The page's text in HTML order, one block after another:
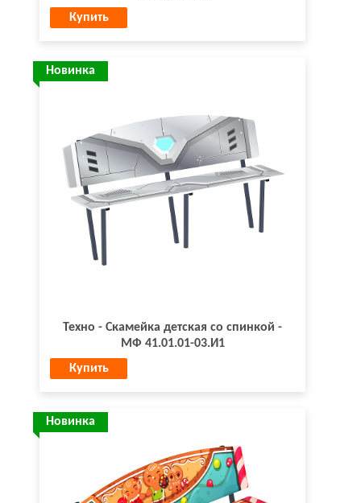
Купить
Новинка
Техно - Скамейка детская со спинкой -
МФ 41.01.01-03.И1
Купить
Новинка